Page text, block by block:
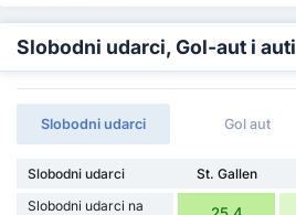
Slobodni udarci, Gol-aut i auti
Slobodni udarci Gol aut
Slobodni udarci St. Gallen
Slobodni udarci na